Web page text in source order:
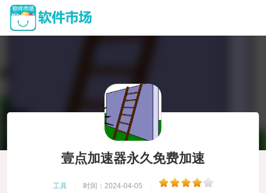
壹点加速器永久免费加速
工具 时间：2024-04-05